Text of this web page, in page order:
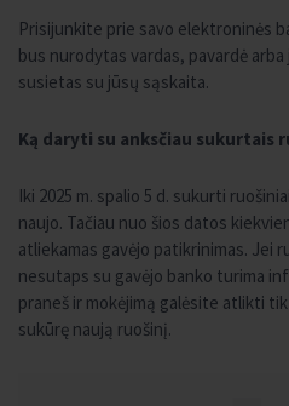
Prisijunkite prie savo elektroninės
bus nurodytas vardas, pavardė
susietas su jūsų sąskaita.
Ką daryti su anksčiau sukurtais
Iki 2025 m. spalio 5 d. sukurti
naujo. Tačiau nuo šios datos
atliekamas gavėjo patikrinimas. Jei
nesutaps su gavėjo banko turima
praneš ir mokėjimą galėsite atlikti
sukūrę naują ruošinį.